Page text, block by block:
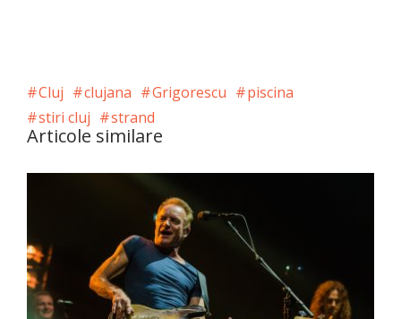
Cluj clujana Grigorescu
piscina
stiri cluj
strand
Articole similare